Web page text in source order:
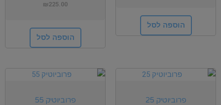
הוספה לסל
₪225.00
הוספה לסל
פרוביוטיק 25 פרוביוטיק 55